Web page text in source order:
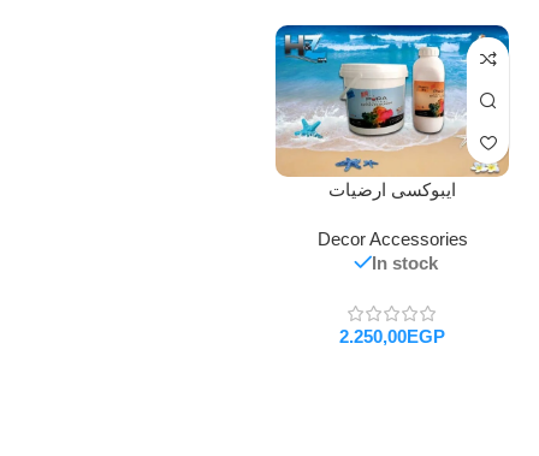
ايبوكسى ارضيات
Decor Accessories
In stock
EGP